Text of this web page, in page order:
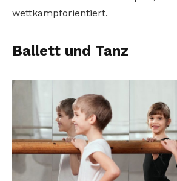
wettkampforientiert.
Ballett und Tanz